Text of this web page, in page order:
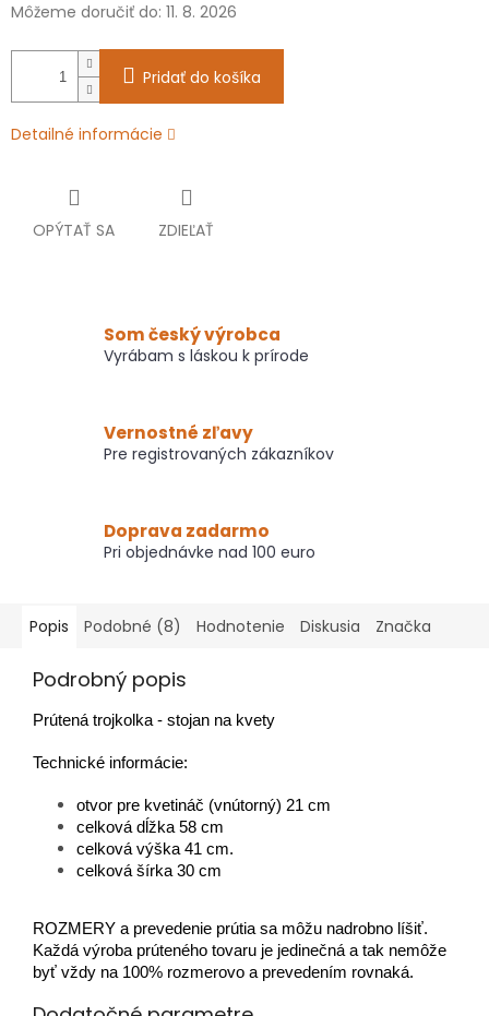
Môžeme doručiť do: 11. 8. 2026
Pridať do košíka
Detailné informácie
OPÝTAŤ SA ZDIEĽAŤ
Som český výrobca
Vyrábam s láskou k prírode
Vernostné zľavy
Pre registrovaných zákazníkov
Doprava zadarmo
Pri objednávke nad 100 euro
Popis Podobné (8) Hodnotenie Diskusia Značka
Podrobný popis
Prútená trojkolka - stojan na kvety
Technické informácie:
otvor pre kvetináč (vnútorný) 21 cm
celková dĺžka 58 cm
celková výška 41 cm.
celková šírka 30 cm
ROZMERY a prevedenie prútia sa môžu nadrobno líšiť.
Každá výroba prúteného tovaru je jedinečná a tak nemôže
byť vždy na 100% rozmerovo a prevedením rovnaká.